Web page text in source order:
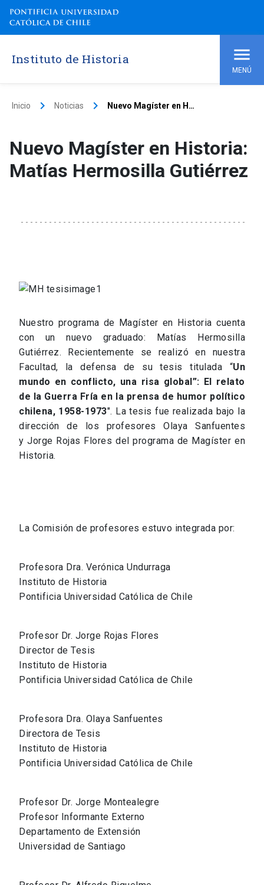
Instituto de Historia
MENÚ
Inicio keyboard_arrow_right Noticias keyboard_arrow_right Nuevo Magíster en Historia: Matías Hermosilla Gutiérrez
Nuevo Magíster en Historia:
Matías Hermosilla Gutiérrez
Nuestro programa de Magíster en Historia cuenta
con un nuevo graduado: Matías Hermosilla
Gutiérrez. Recientemente se realizó en nuestra
Facultad, la defensa de su tesis titulada “Un
mundo en conflicto, una risa global”: El relato
de la Guerra Fría en la prensa de humor político
chilena, 1958-1973". La tesis fue realizada bajo la
dirección de los profesores Olaya Sanfuentes
y Jorge Rojas Flores del programa de Magíster en
Historia.
La Comisión de profesores estuvo integrada por:
Profesora Dra. Verónica Undurraga
Instituto de Historia
Pontificia Universidad Católica de Chile
Profesor Dr. Jorge Rojas Flores
Director de Tesis
Instituto de Historia
Pontificia Universidad Católica de Chile
Profesora Dra. Olaya Sanfuentes
Directora de Tesis
Instituto de Historia
Pontificia Universidad Católica de Chile
Profesor Dr. Jorge Montealegre
Profesor Informante Externo
Departamento de Extensión
Universidad de Santiago